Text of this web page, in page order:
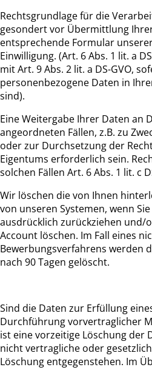
Rechtsgrundlage für die
gesondert vor Übermittlung
entsprechende Formular
Einwilligung. (Art. 6 Abs. 1 lit. a
mit Art. 9 Abs. 2 lit. a DS-GVO,
personenbezogene Daten in
sind).
Eine Weitergabe Ihrer Daten an
angeordneten Fällen, z.B. zu
oder zur Durchsetzung der
Eigentums erforderlich sein.
solchen Fällen Art. 6 Abs. 1 lit. c
Wir löschen die von Ihnen
von unseren Systemen, wenn
ausdrücklich zurückziehen und/
Account löschen. Im Fall eines
Bewerbungsverfahrens werden
nach 90 Tagen gelöscht.
Sind die Daten zur Erfüllung
Durchführung vorvertraglicher
ist eine vorzeitige Löschung der
nicht vertragliche oder
Löschung entgegenstehen. Im